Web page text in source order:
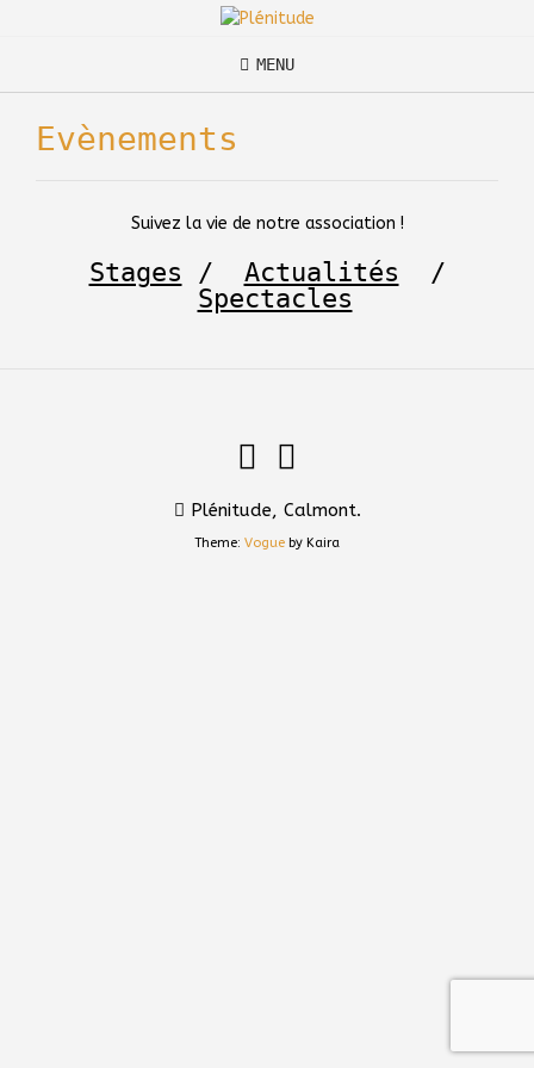
MENU
Evènements
Suivez la vie de notre association !
Stages / Actualités /
Spectacles
Plénitude, Calmont.
Theme: Vogue by Kaira